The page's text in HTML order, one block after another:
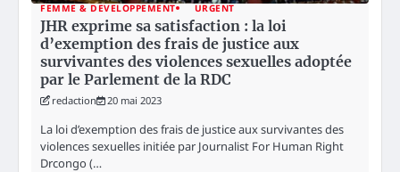
FEMME & DEVELOPPEMENT URGENT
JHR exprime sa satisfaction : la loi
d’exemption des frais de justice aux
survivantes des violences sexuelles adoptée
par le Parlement de la RDC
redaction 20 mai 2023
La loi d’exemption des frais de justice aux survivantes des
violences sexuelles initiée par Journalist For Human Right
Drcongo (…